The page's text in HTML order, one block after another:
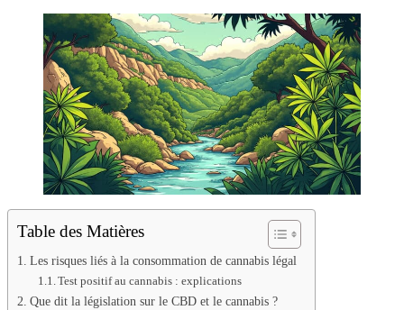
Table des Matières
Les risques liés à la consommation de cannabis légal
Test positif au cannabis : explications
Que dit la législation sur le CBD et le cannabis ?